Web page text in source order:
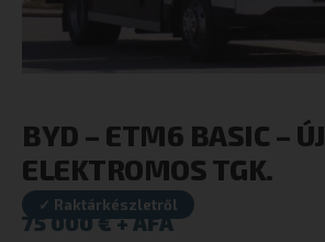
BYD – ETM6 BASIC – ÚJ
ELEKTROMOS TGK.
✓ Raktárkészletről
75 000€